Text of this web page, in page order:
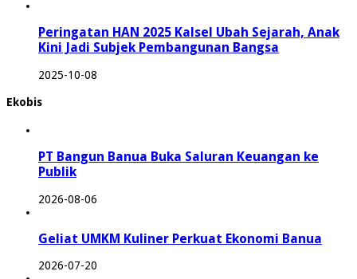
Peringatan HAN 2025 Kalsel Ubah Sejarah, Anak
Kini Jadi Subjek Pembangunan Bangsa
2025-10-08
Ekobis
PT Bangun Banua Buka Saluran Keuangan ke
Publik
2026-08-06
Geliat UMKM Kuliner Perkuat Ekonomi Banua
2026-07-20